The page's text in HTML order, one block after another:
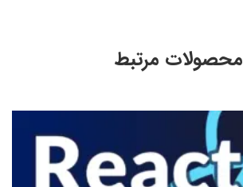
محصولات مرتبط